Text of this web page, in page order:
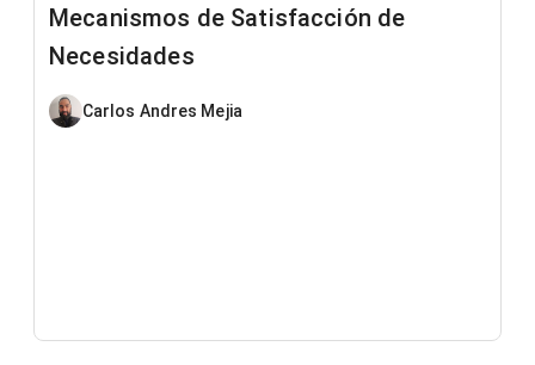
Mecanismos de Satisfacción de
Necesidades
Carlos Andres Mejia